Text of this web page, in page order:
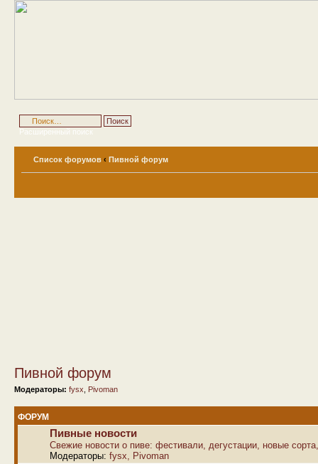
Расширенный поиск
Список форумов ‹ Пивной форум
Пивной форум
Модераторы: fysx Pivoman
ФОРУМ
Пивные новости
Свежие новости о пиве: фестивали, дегустации, новые
Модераторы: fysx Pivoman